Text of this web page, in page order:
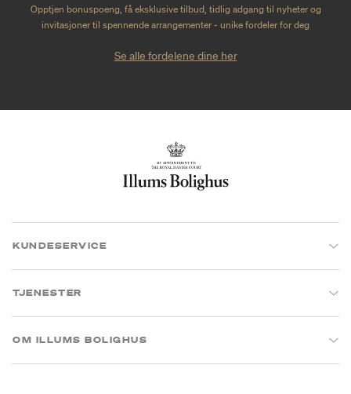
Opptjen bonuspoeng, få eksklusive tilbud, tidlig adgang til nyheter og
invitasjoner til spennende arrangementer - unike fordeler for deg
Se alle fordelene dine her
KUNDESERVICE
TJENESTER
OM ILLUMS BOLIGHUS